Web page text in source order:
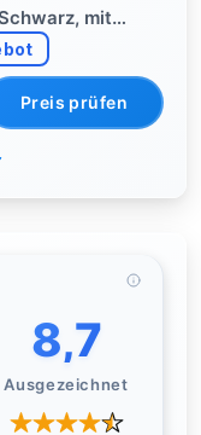
mit
(Modell
Preis prüfen
8,7
Ausgezeichnet